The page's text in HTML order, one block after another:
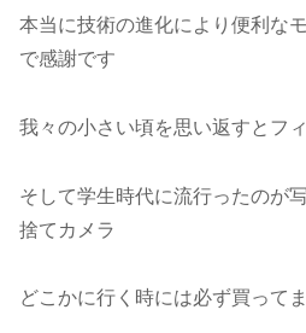
本当に技術の進化により便利な
で感謝です
我々の小さい頃を思い返すとフ
そして学生時代に流行ったのが
捨てカメラ
どこかに行く時には必ず買って